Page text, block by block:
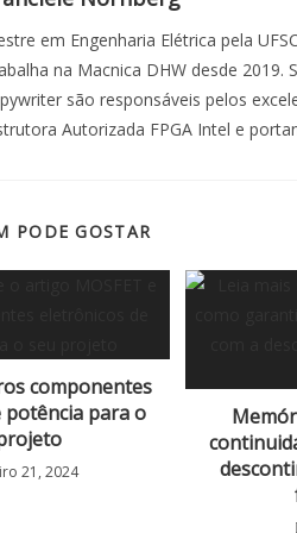
em Engenharia Elétrica pela
na Macnica DHW desde
são responsáveis pelos
Autorizada FPGA Intel e
PODE GOSTAR
componentes
para o
21, 2024